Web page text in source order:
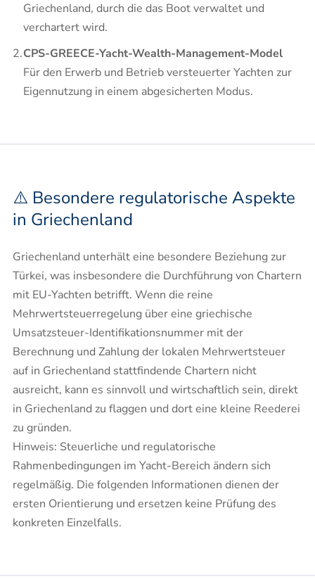
Griechenland, durch die das Boot verwaltet und
verchartert wird.
CPS-GREECE-Yacht-Wealth-Management-Model
Für den Erwerb und Betrieb versteuerter Yachten zur
Eigennutzung in einem abgesicherten Modus.
⚠️ Besondere regulatorische Aspekte
in Griechenland
Griechenland unterhält eine besondere Beziehung zur
Türkei, was insbesondere die Durchführung von Chartern
mit EU-Yachten betrifft. Wenn die reine
Mehrwertsteuerregelung über eine griechische
Umsatzsteuer-Identifikationsnummer mit der
Berechnung und Zahlung der lokalen Mehrwertsteuer
auf in Griechenland stattfindende Chartern nicht
ausreicht, kann es sinnvoll und wirtschaftlich sein, direkt
in Griechenland zu flaggen und dort eine kleine Reederei
zu gründen. ​
Hinweis: Steuerliche und regulatorische
Rahmenbedingungen im Yacht-Bereich ändern sich
regelmäßig. Die folgenden Informationen dienen der
ersten Orientierung und ersetzen keine Prüfung des
konkreten Einzelfalls.